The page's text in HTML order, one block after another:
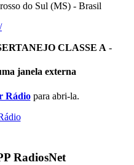
do Sul (MS) - Brasil
CLASSE A -
janela externa
Rádiopara abri-la.
RadiosNet